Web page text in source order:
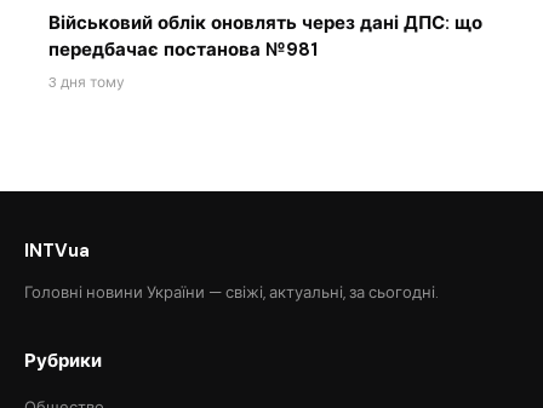
Військовий облік оновлять через дані ДПС: що
передбачає постанова №981
3 дня тому
INTVua
Головні новини України — свіжі, актуальні, за сьогодні.
Рубрики